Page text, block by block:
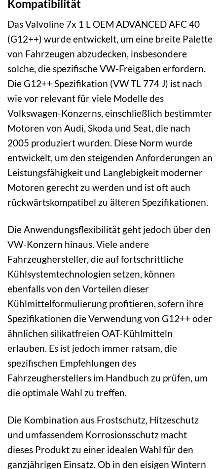
Kompatibilität
Das Valvoline 7x 1 L OEM ADVANCED AFC 40
(G12++) wurde entwickelt, um eine breite Palette
von Fahrzeugen abzudecken, insbesondere
solche, die spezifische VW-Freigaben erfordern.
Die G12++ Spezifikation (VW TL 774 J) ist nach
wie vor relevant für viele Modelle des
Volkswagen-Konzerns, einschließlich bestimmter
Motoren von Audi, Skoda und Seat, die nach
2005 produziert wurden. Diese Norm wurde
entwickelt, um den steigenden Anforderungen an
Leistungsfähigkeit und Langlebigkeit moderner
Motoren gerecht zu werden und ist oft auch
rückwärtskompatibel zu älteren Spezifikationen.
Die Anwendungsflexibilität geht jedoch über den
VW-Konzern hinaus. Viele andere
Fahrzeughersteller, die auf fortschrittliche
Kühlsystemtechnologien setzen, können
ebenfalls von den Vorteilen dieser
Kühlmittelformulierung profitieren, sofern ihre
Spezifikationen die Verwendung von G12++ oder
ähnlichen silikatfreien OAT-Kühlmitteln
erlauben. Es ist jedoch immer ratsam, die
spezifischen Empfehlungen des
Fahrzeugherstellers im Handbuch zu prüfen, um
die optimale Wahl zu treffen.
Die Kombination aus Frostschutz, Hitzeschutz
und umfassendem Korrosionsschutz macht
dieses Produkt zu einer idealen Wahl für den
ganzjährigen Einsatz. Ob in den eisigen Wintern